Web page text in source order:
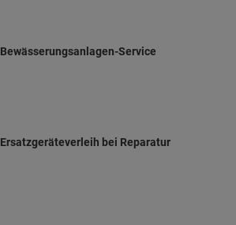
Bewässerungsanlagen-Service
Ersatzgeräteverleih bei Reparatur